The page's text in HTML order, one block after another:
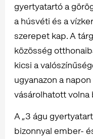
gyertyatartó a
a húsvéti és a
szerepet kap. A
közösség
kicsi a
ugyanazon a
vásárolhatott volna
A „3 águ
bizonnyal ember-